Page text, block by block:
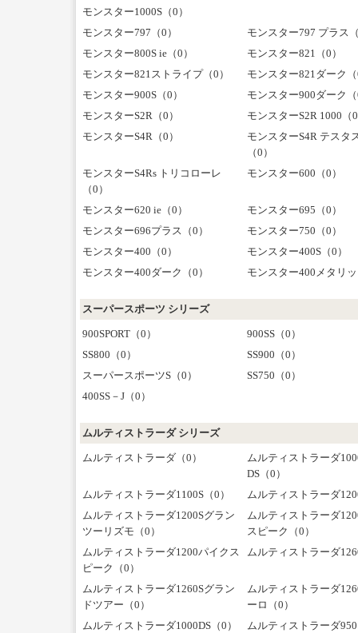
モンスター1000S（0）
モンスター797（0）
モンスター797 プラス
モンスター800S ie（0）
モンスター821（0）
モンスター821ストライプ（0）
モンスター821ダーク
モンスター900S（0）
モンスター900ダーク
モンスターS2R（0）
モンスターS2R 1000（
モンスターS4R（0）
モンスターS4R テスタ
（0）
モンスターS4Rs トリコローレ
（0）
モンスター600（0）
モンスター620 ie（0）
モンスター695（0）
モンスター696プラス（0）
モンスター750（0）
モンスター400（0）
モンスター400S（0）
モンスター400ダーク（0）
モンスター400メタリ
スーパースポーツ シリーズ
900SPORT（0）
900SS（0）
SS800（0）
SS900（0）
スーパースポーツS（0）
SS750（0）
400SS－J（0）
ムルティストラーダ シリーズ
ムルティストラーダ（0）
ムルティストラーダ
DS（0）
ムルティストラーダ1100S（0）
ムルティストラーダ
ムルティストラーダ1200Sグラン
ツーリズモ（0）
ムルティストラーダ
スピーク（0）
ムルティストラーダ1200パイクス
ピーク（0）
ムルティストラーダ
ムルティストラーダ1260Sグラン
ドツアー（0）
ムルティストラーダ
ーロ（0）
ムルティストラーダ1000DS（0）
ムルティストラーダ